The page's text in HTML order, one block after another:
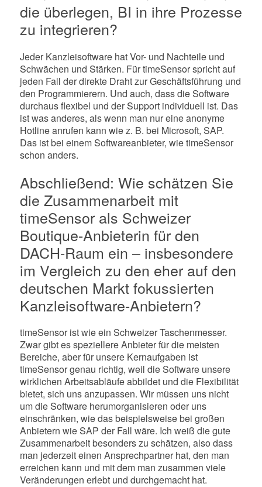
die überlegen, BI in ihre Prozesse
zu integrieren?
Jeder Kanzleisoftware hat Vor- und Nachteile und
Schwächen und Stärken. Für timeSensor spricht auf
jeden Fall der direkte Draht zur Geschäftsführung und
den Programmierern. Und auch, dass die Software
durchaus flexibel und der Support individuell ist. Das
ist was anderes, als wenn man nur eine anonyme
Hotline anrufen kann wie z. B. bei Microsoft, SAP.
Das ist bei einem Softwareanbieter, wie timeSensor
schon anders.
Abschließend: Wie schätzen Sie
die Zusammenarbeit mit
timeSensor als Schweizer
Boutique-Anbieterin für den
DACH-Raum ein – insbesondere
im Vergleich zu den eher auf den
deutschen Markt fokussierten
Kanzleisoftware-Anbietern?
timeSensor ist wie ein Schweizer Taschenmesser.
Zwar gibt es speziellere Anbieter für die meisten
Bereiche, aber für unsere Kernaufgaben ist
timeSensor genau richtig, weil die Software unsere
wirklichen Arbeitsabläufe abbildet und die Flexibilität
bietet, sich uns anzupassen. Wir müssen uns nicht
um die Software herumorganisieren oder uns
einschränken, wie das beispielsweise bei großen
Anbietern wie SAP der Fall wäre. Ich weiß die gute
Zusammenarbeit besonders zu schätzen, also dass
man jederzeit einen Ansprechpartner hat, den man
erreichen kann und mit dem man zusammen viele
Veränderungen erlebt und durchgemacht hat.